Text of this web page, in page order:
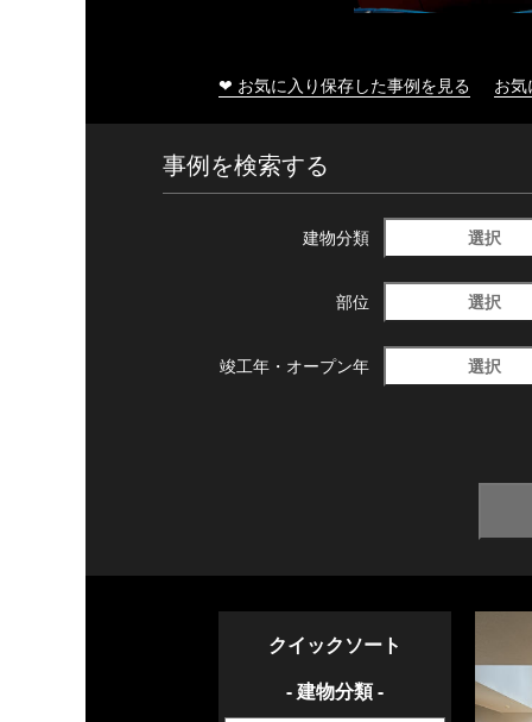
❤ お気に入り保存した事例を見る お
事例を検索する
建物分類 選択
部位 選択
竣工年・ オープン年 選択
クイックソート
- 建物分類 -